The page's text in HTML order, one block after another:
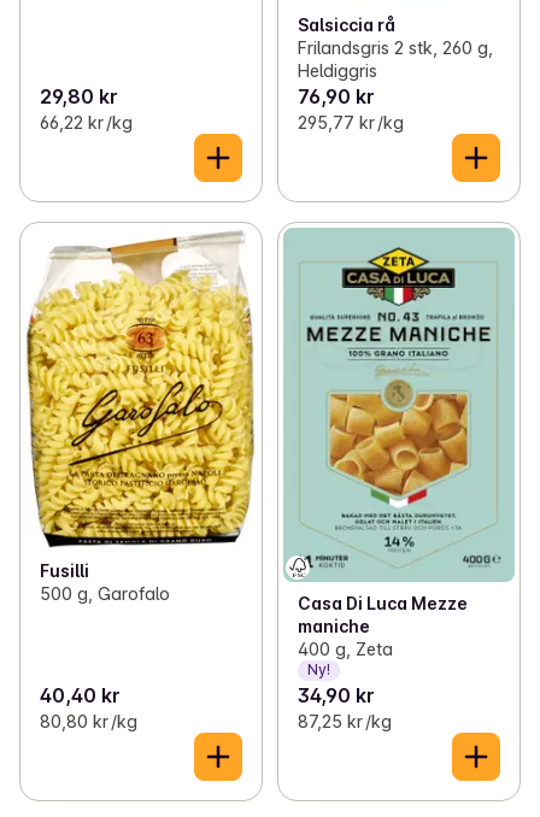
29,80 kr
66,22 kr /kg
Salsiccia rå
Frilandsgris 2 stk, 260 g,
Heldiggris
76,90 kr
295,77 kr /kg
Fusilli
500 g, Garofalo
40,40 kr
80,80 kr /kg
Casa Di Luca Mezze
maniche
400 g, Zeta
Ny!
34,90 kr
87,25 kr /kg